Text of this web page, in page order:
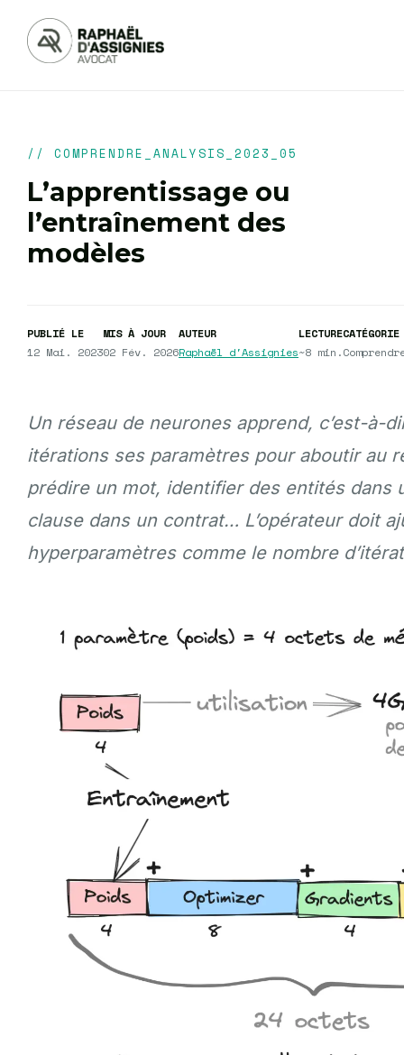
// COMPRENDRE_ANALYSIS_2023_05
L’apprentissage ou
l’entraînement des
modèles
PUBLIÉ LE
12 Mai. 2023
MIS À JOUR
02 Fév. 2026
AUTEUR
Raphaël d'Assignies
LECTURE
~8 min.
CATÉGORIE
Un réseau de neurones apprend, c’est-à-
itérations ses paramètres pour aboutir au
prédire un mot, identifier des entités dans
clause dans un contrat… L’opérateur doit
hyperparamètres comme le nombre